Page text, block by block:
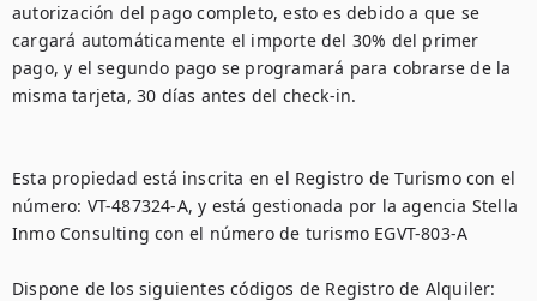
autorización del pago completo, esto es debido a que se
cargará automáticamente el importe del 30% del primer
pago, y el segundo pago se programará para cobrarse de la
misma tarjeta, 30 días antes del check-in.
Esta propiedad está inscrita en el Registro de Turismo con el
número: VT-487324-A, y está gestionada por la agencia Stella
Inmo Consulting con el número de turismo EGVT-803-A
Dispone de los siguientes códigos de Registro de Alquiler: